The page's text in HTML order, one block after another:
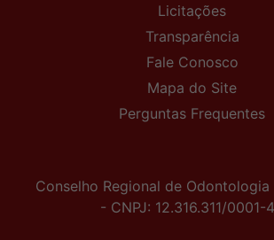
Licitações
Transparência
Fale Conosco
Mapa do Site
Perguntas Frequentes
Conselho Regional de
- CNPJ: 12.316.311/0001-